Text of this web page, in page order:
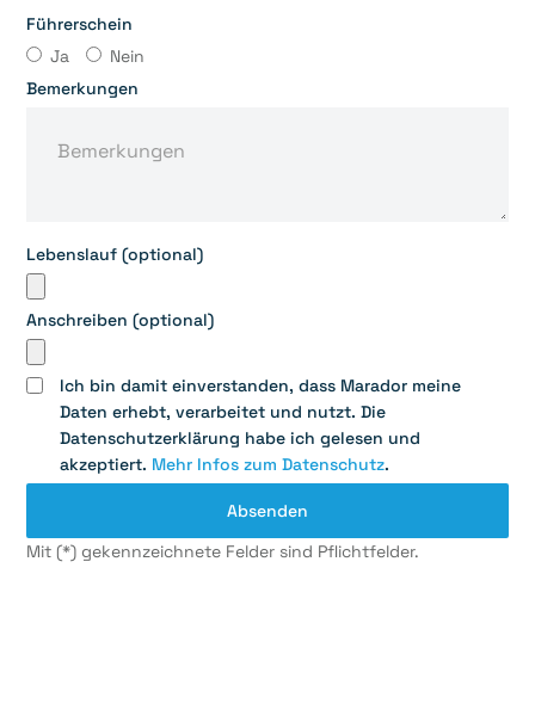
Führerschein
Ja
Nein
Bemerkungen
Lebenslauf (optional)
Anschreiben (optional)
Ich bin damit einverstanden, dass Marador meine
Daten erhebt, verarbeitet und nutzt. Die
Datenschutzerklärung habe ich gelesen und
akzeptiert. Mehr Infos zum Datenschutz.
Mit (*) gekennzeichnete Felder sind Pflichtfelder.